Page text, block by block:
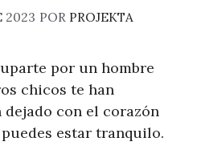
2023 POR PROJEKTA
por un hombre
chicos te han
con el corazón
estar tranquilo.